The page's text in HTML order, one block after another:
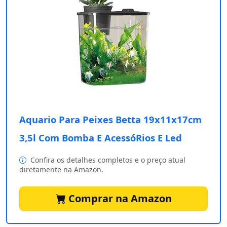
Aquario Para Peixes Betta 19x11x17cm
3,5l Com Bomba E AcessóRios E Led
Confira os detalhes completos e o preço atual
diretamente na Amazon.
Comprar na Amazon